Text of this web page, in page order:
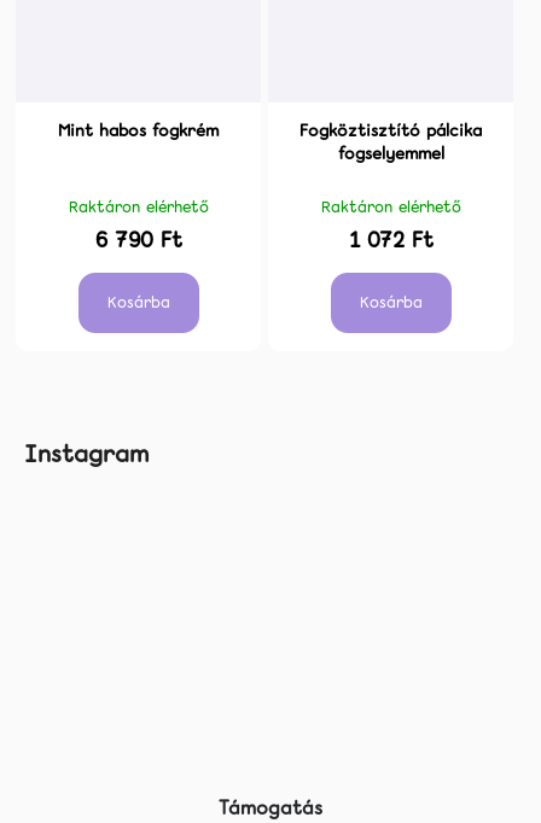
Mint habos fogkrém
Raktáron elérhető
6 790 Ft
Kosárba
Fogköztisztító pálcika
fogselyemmel
Raktáron elérhető
1 072 Ft
Kosárba
Instagram
Támogatás